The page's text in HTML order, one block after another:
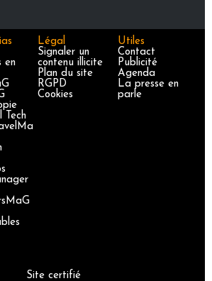
en
Tech
Légal
Signaler un
contenu illicite
Plan du site
RGPD
Cookies
Utiles
Contact
Publicité
Agenda
La presse en
parle
Site certifié